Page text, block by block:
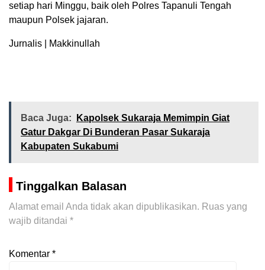
setiap hari Minggu, baik oleh Polres Tapanuli Tengah
maupun Polsek jajaran.
Jurnalis | Makkinullah
Baca Juga:
Kapolsek Sukaraja Memimpin Giat
Gatur Dakgar Di Bunderan Pasar Sukaraja
Kabupaten Sukabumi
Tinggalkan Balasan
Alamat email Anda tidak akan dipublikasikan. Ruas yang
wajib ditandai *
Komentar *